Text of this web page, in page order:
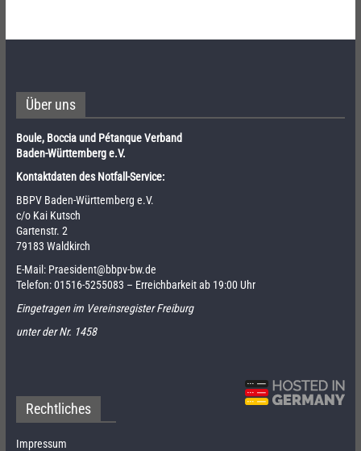
Über uns
Boule, Boccia und Pétanque Verband
Baden-Württemberg e.V.
Kontaktdaten des Notfall-Service:
BBPV Baden-Württemberg e.V.
c/o Kai Kutsch
Gartenstr. 2
79183 Waldkirch
E-Mail: Praesident@bbpv-bw.de
Telefon:01516-5255083 – Erreichbarkeit ab 19:00 Uhr
Eingetragen im Vereinsregister Freiburg
unter der Nr. 1458
Rechtliches
Impressum